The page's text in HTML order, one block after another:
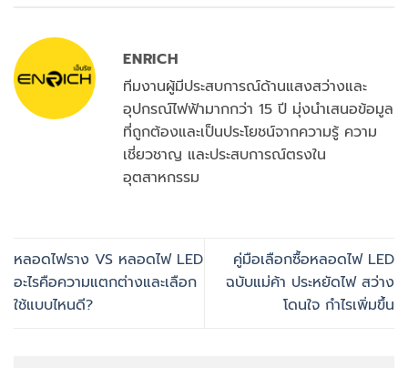
ENRICH
ทีมงานผู้มีประสบการณ์ด้านแสงสว่างและ
อุปกรณ์ไฟฟ้ามากกว่า 15 ปี มุ่งนำเสนอข้อมูล
ที่ถูกต้องและเป็นประโยชน์จากความรู้ ความ
เชี่ยวชาญ และประสบการณ์ตรงใน
อุตสาหกรรม
หลอดไฟราง VS หลอดไฟ LED
อะไรคือความแตกต่างและเลือก
ใช้แบบไหนดี?
คู่มือเลือกซื้อหลอดไฟ LED
ฉบับแม่ค้า ประหยัดไฟ สว่าง
โดนใจ กำไรเพิ่มขึ้น